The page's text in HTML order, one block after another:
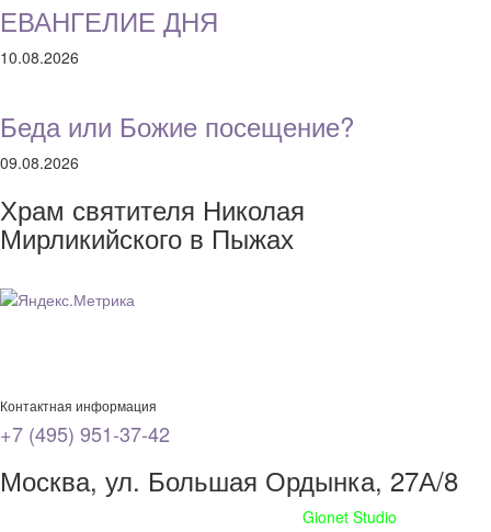
ЕВАНГЕЛИЕ ДНЯ
10.08.2026
Беда или Божие посещение?
09.08.2026
Храм святителя Николая
Мирликийского в Пыжах
Контактная информация
+7 (495) 951-37-42
Москва, ул. Большая Ордынка, 27А/8
Gionet Studio